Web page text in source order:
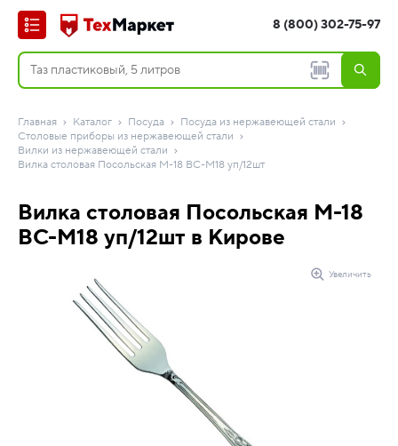
8 (800) 302-75-97
Главная Каталог Посуда
Посуда из нержавеющей стали
Столовые приборы из нержавеющей стали
Вилки из нержавеющей стали
Вилка столовая Посольская М-18 ВС-М18 уп/12шт
Вилка столовая Посольская М-18
ВС-М18 уп/12шт в Кирове
Увеличить